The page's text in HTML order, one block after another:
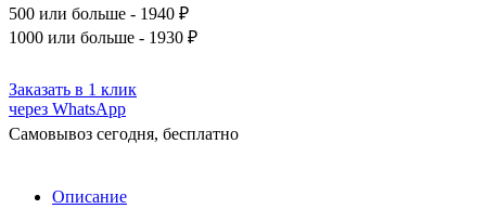
500 или больше - 1940 ₽
1000 или больше - 1930 ₽
Заказать в 1 клик
через WhatsApp
Самовывоз сегодня, бесплатно
Описание